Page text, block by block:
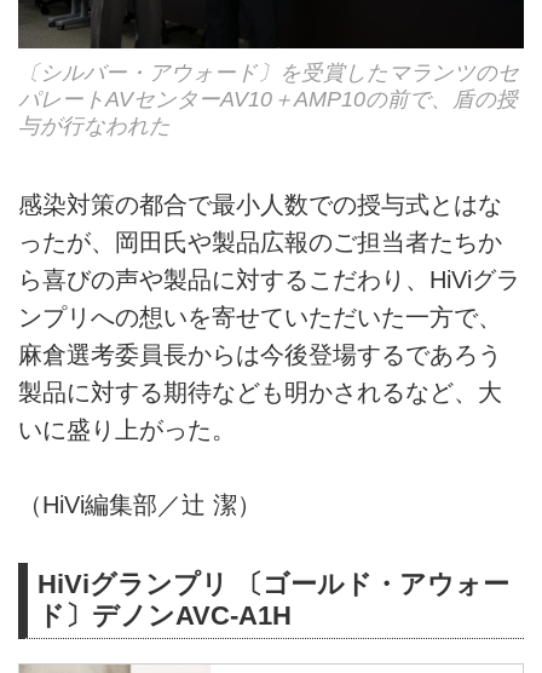
〔シルバー・アウォード〕を受賞したマランツのセ
パレートAVセンターAV10＋AMP10の前で、盾の授
与が行なわれた
感染対策の都合で最小人数での授与式とはな
ったが、岡田氏や製品広報のご担当者たちか
ら喜びの声や製品に対するこだわり、HiViグラ
ンプリへの想いを寄せていただいた一方で、
麻倉選考委員長からは今後登場するであろう
製品に対する期待なども明かされるなど、大
いに盛り上がった。
（HiVi編集部／辻 潔）
HiViグランプリ 〔ゴールド・アウォー
ド〕デノンAVC-A1H